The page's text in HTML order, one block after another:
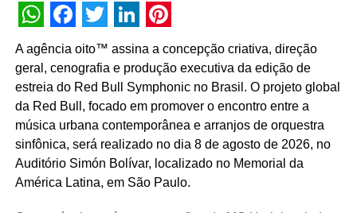
A SEGUIR
Tracylocke conquista a conta da Centauro
NÃO PERCA
be Comunica amplia faturamento e abre novas
vagas
WhatsApp
Facebook
Twitter
LinkedIn
Pinterest
A agência oito™ assina a concepção criativa, direção
geral, cenografia e produção executiva da edição de
estreia do Red Bull Symphonic no Brasil. O projeto global
da Red Bull, focado em promover o encontro entre a
música urbana contemporânea e arranjos de orquestra
sinfônica, será realizado no dia 8 de agosto de 2026, no
Auditório Simón Bolívar, localizado no Memorial da
América Latina, em São Paulo.